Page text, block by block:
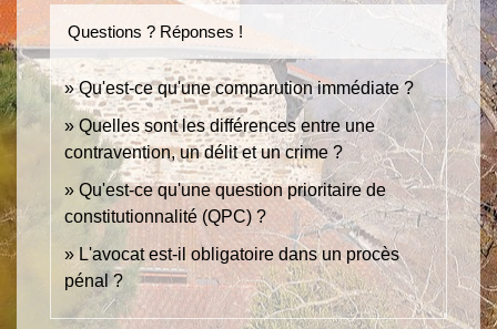
Questions ? Réponses !
Qu'est-ce qu'une comparution immédiate ?
Quelles sont les différences entre une
contravention, un délit et un crime ?
Qu'est-ce qu'une question prioritaire de
constitutionnalité (QPC) ?
L'avocat est-il obligatoire dans un procès
pénal ?